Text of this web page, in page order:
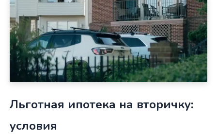
Льготная ипотека на вторичку:
условия